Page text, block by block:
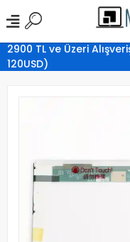
2900 TL ve Üzeri
120USD)